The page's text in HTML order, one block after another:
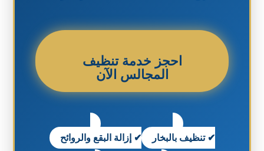
احجز خدمة تنظيف
المجالس الآن
✔ تنظيف بالبخار ✔ إزالة البقع والروائح